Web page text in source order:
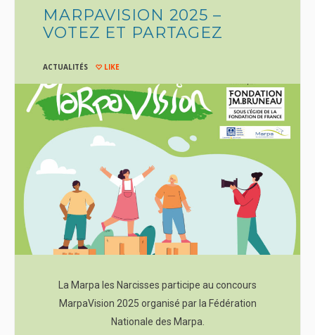
MARPAVISION 2025 –
VOTEZ ET PARTAGEZ
ACTUALITÉS LIKE
La Marpa les Narcisses participe au concours
MarpaVision 2025 organisé par la Fédération
Nationale des Marpa.